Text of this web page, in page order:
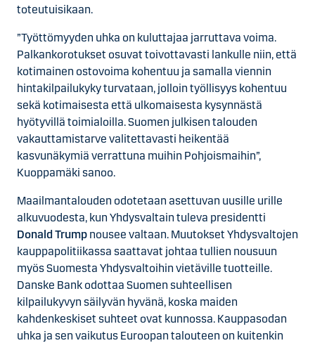
toteutuisikaan.
”Työttömyyden uhka on kuluttajaa jarruttava voima.
Palkankorotukset osuvat toivottavasti lankulle niin, että
kotimainen ostovoima kohentuu ja samalla viennin
hintakilpailukyky turvataan, jolloin työllisyys kohentuu
sekä kotimaisesta että ulkomaisesta kysynnästä
hyötyvillä toimialoilla. Suomen julkisen talouden
vakauttamistarve valitettavasti heikentää
kasvunäkymiä verrattuna muihin Pohjoismaihin”,
Kuoppamäki sanoo.
Maailmantalouden odotetaan asettuvan uusille urille
alkuvuodesta, kun Yhdysvaltain tuleva presidentti
Donald Trump nousee valtaan. Muutokset Yhdysvaltojen
kauppapolitiikassa saattavat johtaa tullien nousuun
myös Suomesta Yhdysvaltoihin vietäville tuotteille.
Danske Bank odottaa Suomen suhteellisen
kilpailukyvyn säilyvän hyvänä, koska maiden
kahdenkeskiset suhteet ovat kunnossa. Kauppasodan
uhka ja sen vaikutus Euroopan talouteen on kuitenkin